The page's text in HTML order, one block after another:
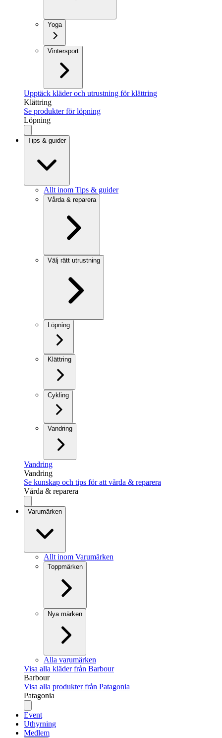
Yoga
Vintersport
Upptäck kläder och utrustning för klättring
Klättring
Se produkter för löpning
Löpning
Tips & guider
Allt inom Tips & guider
Vårda & reparera
Välj rätt utrustning
Löpning
Klättring
Cykling
Vandring
Vandring
Vandring
Se kunskap och tips för att vårda & reparera
Vårda & reparera
Varumärken
Allt inom Varumärken
Toppmärken
Nya märken
Alla varumärken
Visa alla kläder från Barbour
Barbour
Visa alla produkter från Patagonia
Patagonia
Event
Uthyrning
Medlem